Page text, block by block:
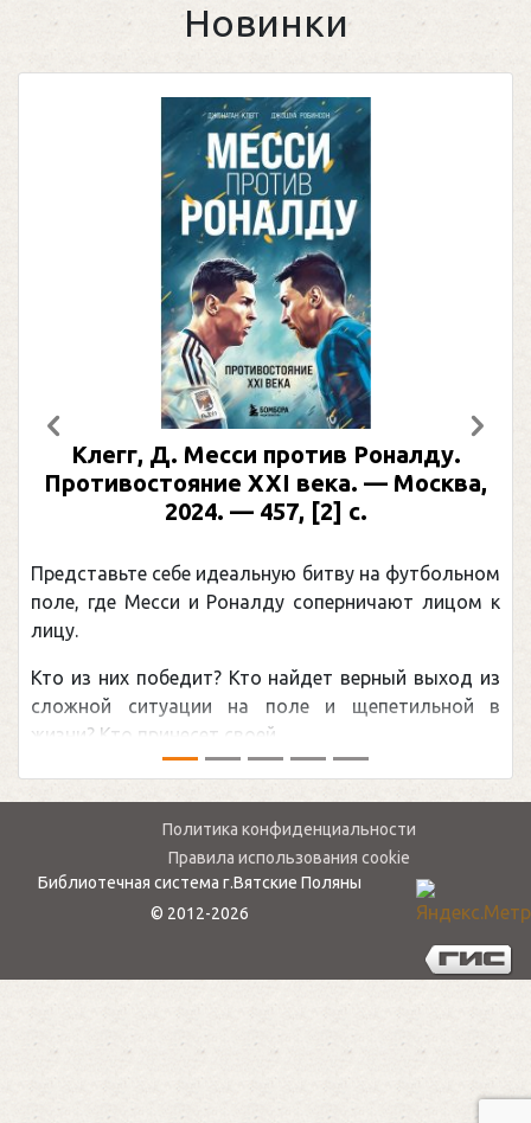
Новинки
Клегг, Д. Месси против Роналду.
XXI века. — Москва,
2024. — 457, [2] с.
себе идеальную битву на футбольном
где Месси и Роналду соперничают лицом к
из них победит? Кто найдет верный выход из
ситуации на поле и щепетильной в
Кто принесет своей ...
Предыдущий
Политика конфиденциальности
Правила использования cookie
Библиотечная система г.Вятские Поляны
© 2012-2026